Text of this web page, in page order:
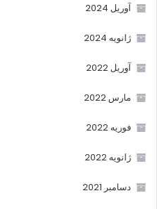
آوریل 2024
ژانویه 2024
آوریل 2022
مارس 2022
فوریه 2022
ژانویه 2022
دسامبر 2021